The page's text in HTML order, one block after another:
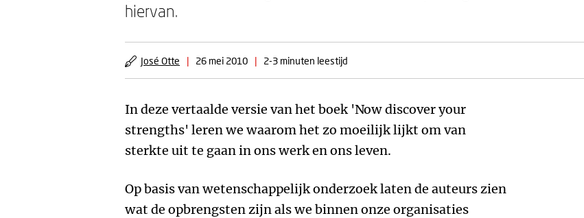
hiervan.
José Otte | 26 mei 2010 | 2-3 minuten leestijd
In deze vertaalde versie van het boek 'Now discover your
strengths' leren we waarom het zo moeilijk lijkt om van
sterkte uit te gaan in ons werk en ons leven.
Op basis van wetenschappelijk onderzoek laten de auteurs zien
wat de opbrengsten zijn als we binnen onze organisaties